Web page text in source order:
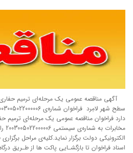
آگهی مناقصه عمومی یک مرحله‌ای ترمیم حفاری
دارد فراخوان مناقصه عمومی یک مرحله‌ای ترمیم
الكترونيكی دولت برگزار نماید.کلیه‌ی مراحل
اسناد فراخوان تا بازگشـایی پاکت ها از طـریق